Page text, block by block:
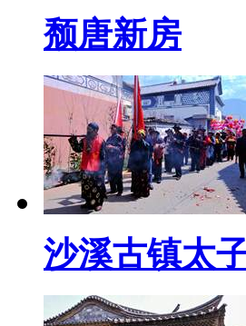
颓唐新房
沙溪古镇太